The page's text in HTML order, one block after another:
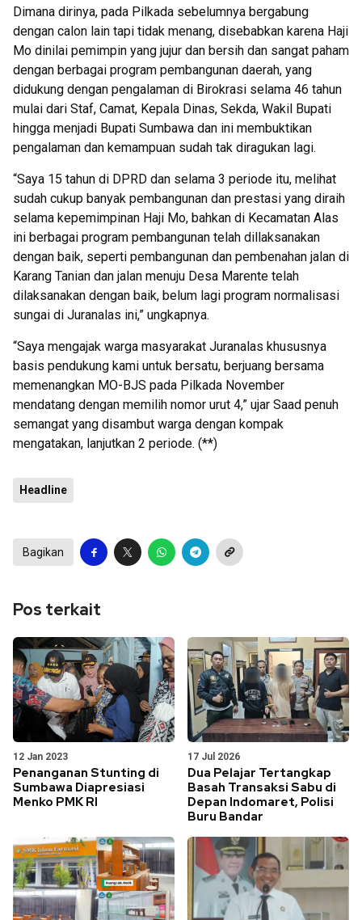
Dimana dirinya, pada Pilkada sebelumnya bergabung
dengan calon lain tapi tidak menang, disebabkan karena Haji
Mo dinilai pemimpin yang jujur dan bersih dan sangat paham
dengan berbagai program pembangunan daerah, yang
didukung dengan pengalaman di Birokrasi selama 46 tahun
mulai dari Staf, Camat, Kepala Dinas, Sekda, Wakil Bupati
hingga menjadi Bupati Sumbawa dan ini membuktikan
pengalaman dan kemampuan sudah tak diragukan lagi.
“Saya 15 tahun di DPRD dan selama 3 periode itu, melihat
sudah cukup banyak pembangunan dan prestasi yang diraih
selama kepemimpinan Haji Mo, bahkan di Kecamatan Alas
ini berbagai program pembangunan telah dillaksanakan
dengan baik, seperti pembangunan dan pembenahan jalan di
Karang Tanian dan jalan menuju Desa Marente telah
dilaksanakan dengan baik, belum lagi program normalisasi
sungai di Juranalas ini,” ungkapnya.
“Saya mengajak warga masyarakat Juranalas khususnya
basis pendukung kami untuk bersatu, berjuang bersama
memenangkan MO-BJS pada Pilkada November
mendatang dengan memilih nomor urut 4,” ujar Saad penuh
semangat yang disambut warga dengan kompak
mengatakan, lanjutkan 2 periode. (**)
Headline
Bagikan
Pos terkait
12 Jan 2023
Penanganan Stunting di
Sumbawa Diapresiasi
Menko PMK RI
17 Jul 2026
Dua Pelajar Tertangkap
Basah Transaksi Sabu di
Depan Indomaret, Polisi
Buru Bandar